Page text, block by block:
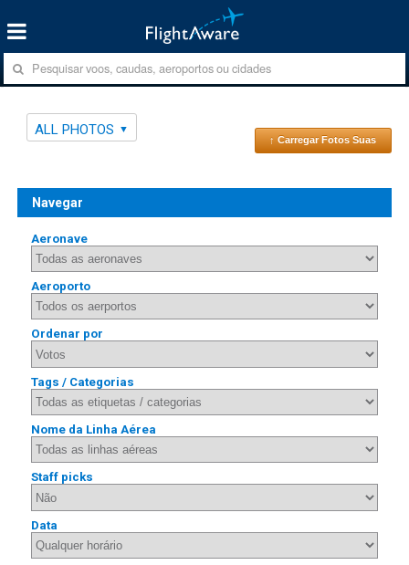
ALL PHOTOS
↑ Carregar Fotos Suas
Navegar
Aeronave
Aeroporto
Ordenar por
Tags / Categorias
Nome da Linha Aérea
Staff picks
Data